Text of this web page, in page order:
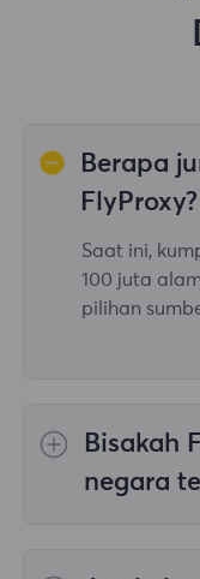
Berapa
FlyProxy?
Saat ini,
100 juta
pilihan
Bisakah
negara